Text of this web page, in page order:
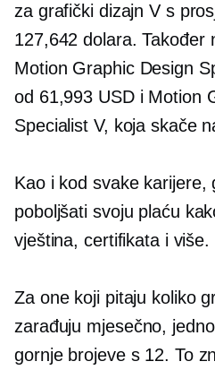
za grafički dizajn V s
127,642 dolara. Također
Motion Graphic Design
od 61,993 USD i Motion
Specialist V, koja skače
Kao i kod svake karijere,
poboljšati svoju plaću
vještina, certifikata i više.
Za one koji pitaju koliko
zarađuju mjesečno,
gornje brojeve s 12. To